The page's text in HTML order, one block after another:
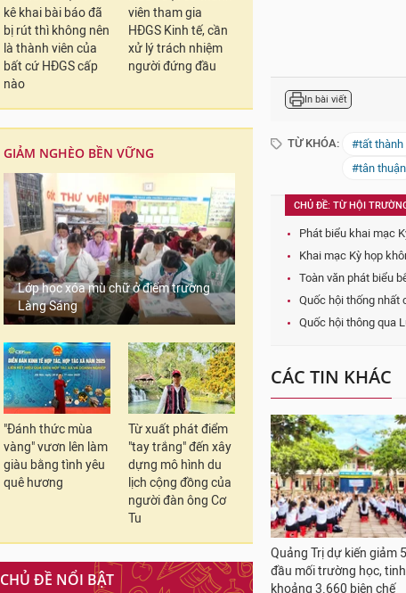
kê khai bài báo đã
bị rút thì không nên
là thành viên của
bất cứ HĐGS cấp
nào
viên tham gia
HĐGS Kinh tế, cần
xử lý trách nhiệm
người đứng đầu
GIẢM NGHÈO BỀN VỮNG
Lớp học xóa mù chữ ở điểm trường
Làng Sáng
"Đánh thức mùa
vàng" vươn lên làm
giàu bằng tình yêu
quê hương
Từ xuất phát điểm
"tay trắng" đến xây
dựng mô hình du
lịch cộng đồng của
người đàn ông Cơ
Tu
CHỦ ĐỀ NỔI BẬT
In bài viết
TỪ KHÓA:
#tất thành
#tân thuận
CHỦ ĐỀ: TỪ HỘI
Phát biểu khai mạc
Khai mạc Kỳ họp
Toàn văn phát biểu
Quốc hội thống nhất
Quốc hội thông qua
CÁC TIN KHÁC
Quảng Trị dự kiến giảm
đầu mối trường học,
khoảng 3.660 biên chế